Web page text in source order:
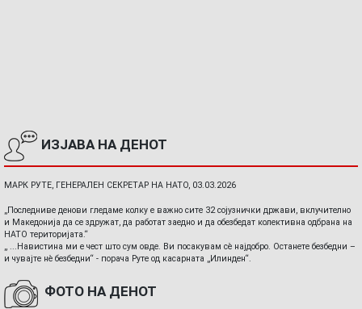
ИЗЈАВА НА ДЕНОТ
МАРК РУТЕ, ГЕНЕРАЛЕН СЕКРЕТАР НА НАТО, 03.03.2026
„Последниве денови гледаме колку е важно сите 32 сојузнички држави, вклучително
и Македонија да се здружат, да работат заедно и да обезбедат колективна одбрана на
НАТО територијата.“
„ ...Навистина ми е чест што сум овде. Ви посакувам сè најдобро. Останете безбедни –
и чувајте нè безбедни“ - порача Руте од касарната „Илинден“.
ФОТО НА ДЕНОТ